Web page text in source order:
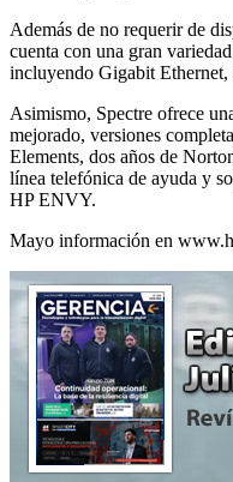
Además de no requerir de
cuenta con una gran
incluyendo Gigabit
Asimismo, Spectre ofrece
mejorado, versiones
Elements, dos años de
línea telefónica de ayuda y
HP ENVY.
Mayo información en